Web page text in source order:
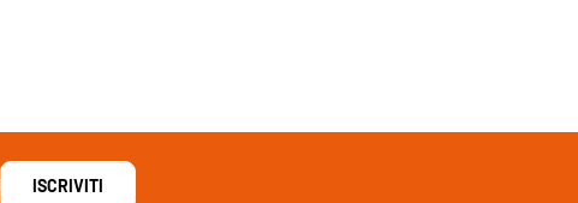
ISCRIVITI